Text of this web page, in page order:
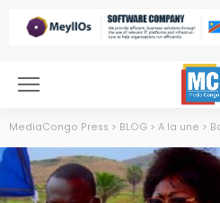
MediaCongo Press > BLOG > A la une >